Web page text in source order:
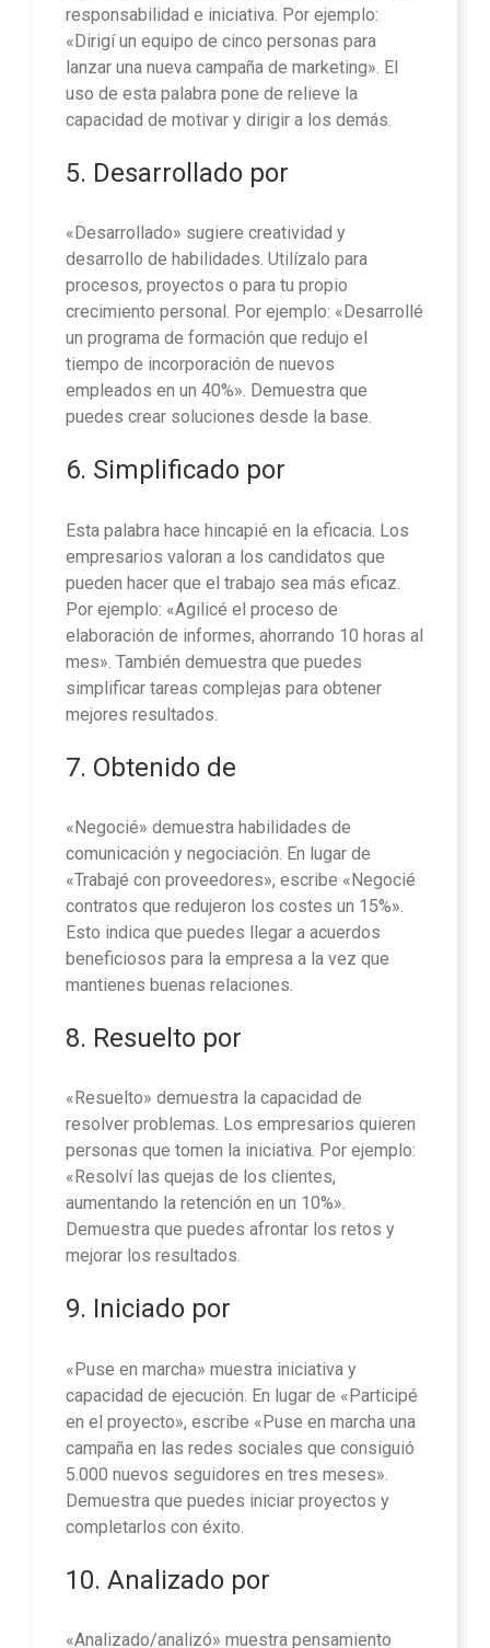
responsabilidad e iniciativa. Por ejemplo:
«Dirigí un equipo de cinco personas para
lanzar una nueva campaña de marketing». El
uso de esta palabra pone de relieve la
capacidad de motivar y dirigir a los demás.
5. Desarrollado por
«Desarrollado» sugiere creatividad y
desarrollo de habilidades. Utilízalo para
procesos, proyectos o para tu propio
crecimiento personal. Por ejemplo: «Desarrollé
un programa de formación que redujo el
tiempo de incorporación de nuevos
empleados en un 40%». Demuestra que
puedes crear soluciones desde la base.
6. Simplificado por
Esta palabra hace hincapié en la eficacia. Los
empresarios valoran a los candidatos que
pueden hacer que el trabajo sea más eficaz.
Por ejemplo: «Agilicé el proceso de
elaboración de informes, ahorrando 10 horas al
mes». También demuestra que puedes
simplificar tareas complejas para obtener
mejores resultados.
7. Obtenido de
«Negocié» demuestra habilidades de
comunicación y negociación. En lugar de
«Trabajé con proveedores», escribe «Negocié
contratos que redujeron los costes un 15%».
Esto indica que puedes llegar a acuerdos
beneficiosos para la empresa a la vez que
mantienes buenas relaciones.
8. Resuelto por
«Resuelto» demuestra la capacidad de
resolver problemas. Los empresarios quieren
personas que tomen la iniciativa. Por ejemplo:
«Resolví las quejas de los clientes,
aumentando la retención en un 10%».
Demuestra que puedes afrontar los retos y
mejorar los resultados.
9. Iniciado por
«Puse en marcha» muestra iniciativa y
capacidad de ejecución. En lugar de «Participé
en el proyecto», escribe «Puse en marcha una
campaña en las redes sociales que consiguió
5.000 nuevos seguidores en tres meses».
Demuestra que puedes iniciar proyectos y
completarlos con éxito.
10. Analizado por
«Analizado/analizó» muestra pensamiento